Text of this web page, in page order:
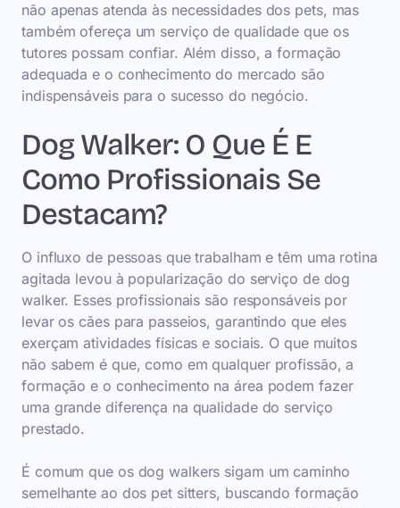
não apenas atenda às necessidades dos pets, mas
também ofereça um serviço de qualidade que os
tutores possam confiar. Além disso, a formação
adequada e o conhecimento do mercado são
indispensáveis para o sucesso do negócio.
Dog Walker: O Que É E
Como Profissionais Se
Destacam?
O influxo de pessoas que trabalham e têm uma rotina
agitada levou à popularização do serviço de dog
walker. Esses profissionais são responsáveis por
levar os cães para passeios, garantindo que eles
exerçam atividades físicas e sociais. O que muitos
não sabem é que, como em qualquer profissão, a
formação e o conhecimento na área podem fazer
uma grande diferença na qualidade do serviço
prestado.
É comum que os dog walkers sigam um caminho
semelhante ao dos pet sitters, buscando formação